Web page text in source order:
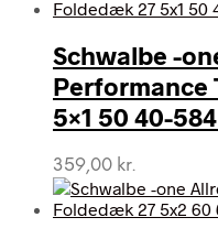
Schwalbe -
Performance
5×1 50 40-
359,00 kr.